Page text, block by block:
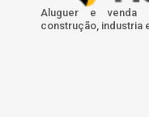
Aluguer e venda
construção, industria